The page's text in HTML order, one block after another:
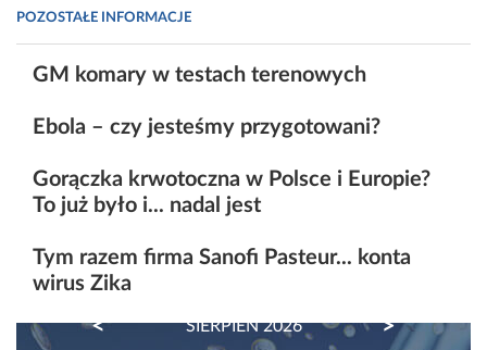
POZOSTAŁE INFORMACJE
GM komary w testach terenowych
Ebola – czy jesteśmy przygotowani?
Gorączka krwotoczna w Polsce i Europie?
To już było i... nadal jest
Tym razem firma Sanofi Pasteur... konta
wirus Zika
SIERPIEŃ 2026
PREVIOUS NEXT